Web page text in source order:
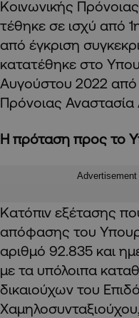
Κοινωνικής
τέθηκε σε ισχύ από
από έγκριση
κατατέθηκε στο
Αυγούστου 2022
Πρόνοιας
Η πρόταση προς το
Advertisement
Κατόπιν εξέτασης
απόφασης του
αριθμό 92.835 και
με τα υπόλοιπα
δικαιούχων του